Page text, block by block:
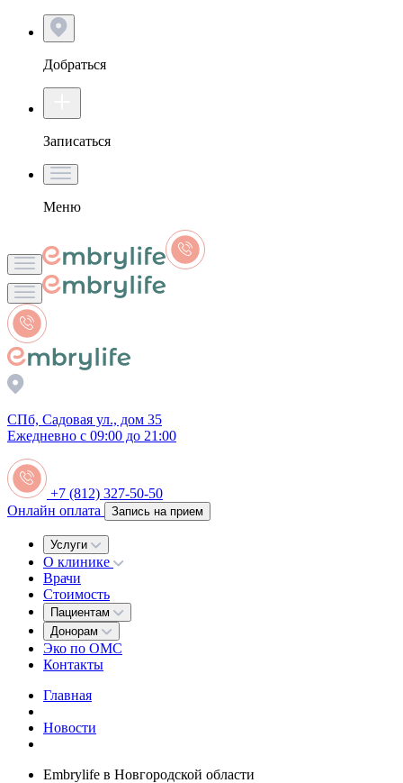
Добраться
Записаться
Меню
СПб, Садовая ул., дом 35
Ежедневно с 09:00 до 21:00
+7 (812) 327-50-50
Онлайн оплата
Запись на прием
Услуги
О клинике
Врачи
Стоимость
Пациентам
Донорам
Эко по ОМС
Контакты
Главная
Новости
Embrylife в Новгородской области